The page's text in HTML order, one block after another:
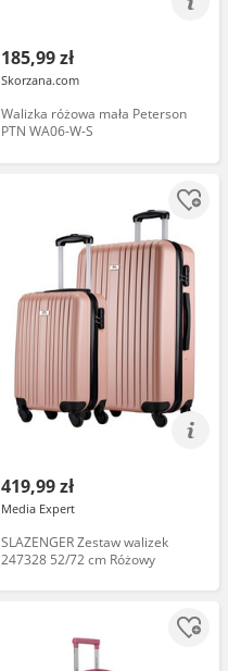
185,99 zł
Skorzana.com
Walizka różowa mała Peterson
PTN WA06-W-S
419,99 zł
Media Expert
SLAZENGER Zestaw walizek
247328 52/72 cm Różowy